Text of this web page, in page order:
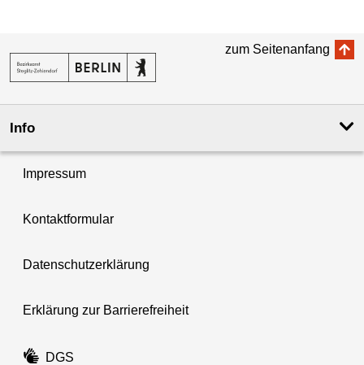
zum Seitenanfang
Info
Impressum
Kontaktformular
Datenschutzerklärung
Erklärung zur Barrierefreiheit
DGS